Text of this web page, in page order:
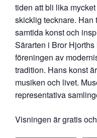
tiden att bli lika
skicklig tecknare. Han
samtida konst och
Särarten i Bror
föreningen av
tradition. Hans konst
musiken och livet.
representativa
Visningen är gratis